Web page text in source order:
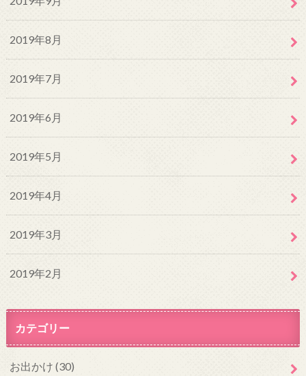
2019年8月
2019年7月
2019年6月
2019年5月
2019年4月
2019年3月
2019年2月
カテゴリー
お出かけ (30)